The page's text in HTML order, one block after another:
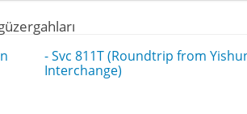
- Svc 811T (Roundtrip from
Interchange)